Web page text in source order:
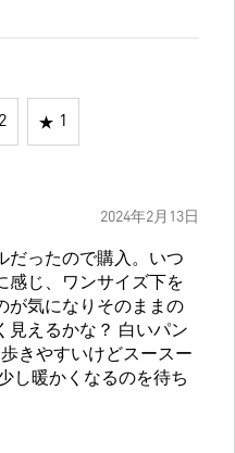
2 1
2024年2月13日
だったので購入。いつ
感じ、ワンサイズ下を
が気になりそのままの
かな？ 白いパン
きやすいけどスースー
し暖かくなるのを待ち